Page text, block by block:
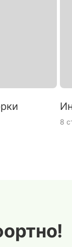
8